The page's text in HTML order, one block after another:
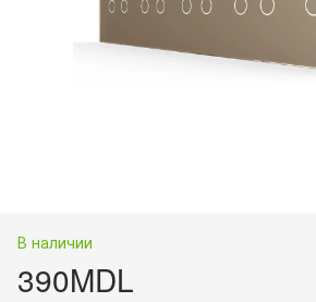
В наличии
390MDL